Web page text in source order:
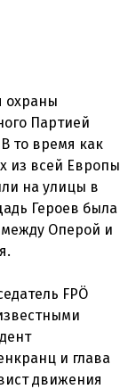
охраны
Партией
то время как
из всей Европы
на улицы в
Героев была
между Оперой и
FPÖ
и глава
движения